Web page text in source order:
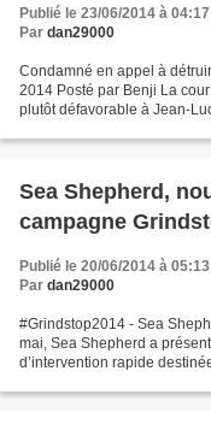
Publié le 23/06/2014 à 04:17
Par dan29000
Condamné en appel à
2014 Posté par Benji La
plutôt défavorable à Jean-
Sea Shepherd,
Publié le 20/06/2014 à 05:13
Par dan29000
#Grindstop2014 - Sea
mai, Sea Shepherd a
d’intervention rapide